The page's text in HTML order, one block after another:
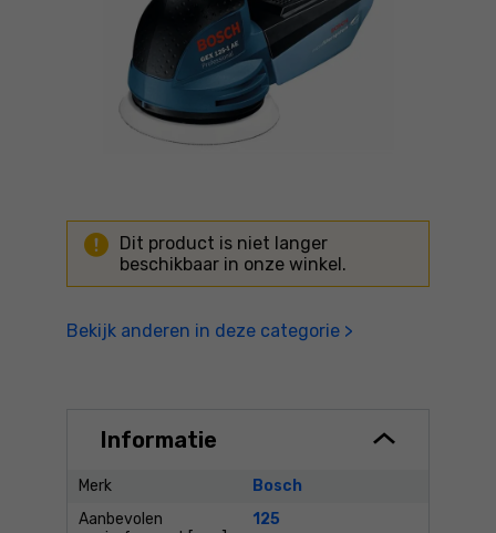
Dit product is niet langer
beschikbaar in onze winkel.
Bekijk anderen in deze categorie >
Informatie
Merk
Bosch
Aanbevolen
125